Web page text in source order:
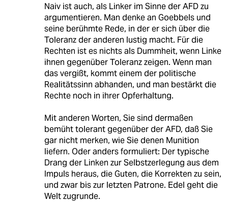
Naiv ist auch, als Linker im Sinne der AFD zu
argumentieren. Man denke an Goebbels und
seine berühmte Rede, in der er sich über die
Toleranz der anderen lustig macht. Für die
Rechten ist es nichts als Dummheit, wenn Linke
ihnen gegenüber Toleranz zeigen. Wenn man
das vergißt, kommt einem der politische
Realitätssinn abhanden, und man bestärkt die
Rechte noch in ihrer Opferhaltung.
Mit anderen Worten, Sie sind dermaßen
bemüht tolerant gegenüber der AFD, daß Sie
gar nicht merken, wie Sie denen Munition
liefern. Oder anders formuliert: Der typische
Drang der Linken zur Selbstzerlegung aus dem
Impuls heraus, die Guten, die Korrekten zu sein,
und zwar bis zur letzten Patrone. Edel geht die
Welt zugrunde.